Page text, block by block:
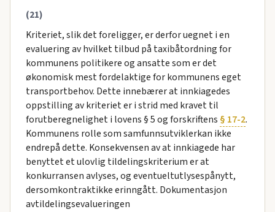
(21)
Kriteriet, slik det foreligger, er derfor uegnet i en
evaluering av hvilket tilbud på taxibåtordning for
kommunens politikere og ansatte som er det
økonomisk mest fordelaktige for kommunens eget
transportbehov. Dette innebærer at innkiagedes
oppstilling av kriteriet er i strid med kravet til
forutberegnelighet i lovens § 5 og forskriftens § 17-2.
Kommunens rolle som samfunnsutviklerkan ikke
endrepå dette. Konsekvensen av at innkiagede har
benyttet et ulovlig tildelingskriterium er at
konkurransen avlyses, og eventueltutlysespånytt,
dersomkontraktikke erinngått. Dokumentasjon
avtildelingsevalueringen